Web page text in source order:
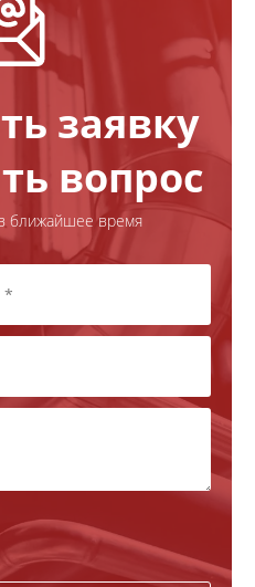
заявку
вопрос
ближайшее время